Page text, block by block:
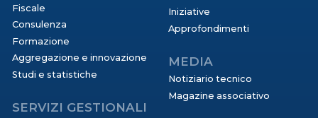
Fiscale
Consulenza
Formazione
Aggregazione e innovazione
Studi e statistiche
SERVIZI GESTIONALI
Iniziative
Approfondimenti
MEDIA
Notiziario tecnico
Magazine associativo